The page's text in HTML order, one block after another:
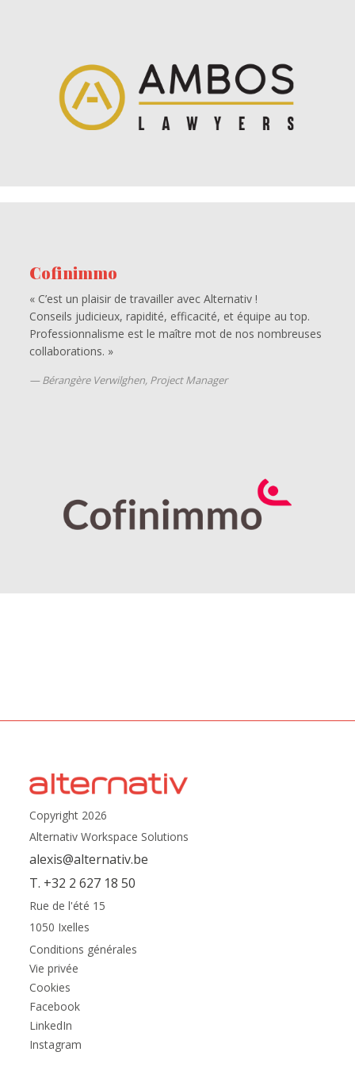
Cofinimmo
« C’est un plaisir de travailler avec Alternativ !
Conseils judicieux, rapidité, efficacité, et équipe au top.
Professionnalisme est le maître mot de nos nombreuses
collaborations. »
Bérangère Verwilghen, Project Manager
Copyright 2026
Alternativ Workspace Solutions
alexis@alternativ.be
T. +32 2 627 18 50
Rue de l'été 15
1050 Ixelles
Conditions générales
Vie privée
Cookies
Facebook
LinkedIn
Instagram